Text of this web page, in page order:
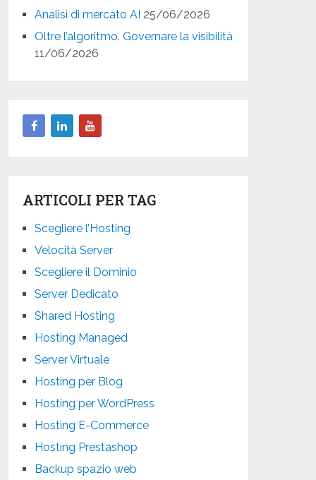
Analisi di mercato AI 25/06/2026
Oltre l’algoritmo. Governare la visibilità
11/06/2026
ARTICOLI PER TAG
Scegliere l’Hosting
Velocità Server
Scegliere il Dominio
Server Dedicato
Shared Hosting
Hosting Managed
Server Virtuale
Hosting per Blog
Hosting per WordPress
Hosting E-Commerce
Hosting Prestashop
Backup spazio web